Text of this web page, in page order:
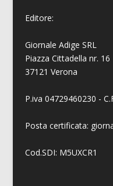
Editore:
Giornale Adige SRL
Piazza Cittadella nr. 16
37121 Verona
P.iva 04729460230 -
Posta certificata:
Cod.SDI: M5UXCR1